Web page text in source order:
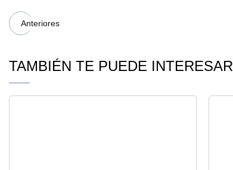
Anteriores
TAMBIÉN TE PUEDE INTERESAR